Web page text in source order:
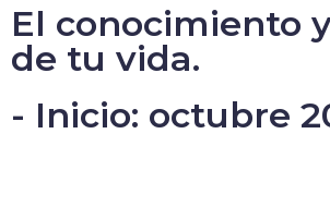
El conocimiento
de tu vida.
- Inicio: octubre